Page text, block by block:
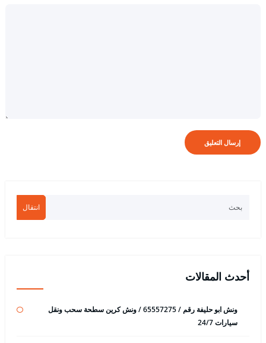
انتقال
أحدث المقالات
ونش ابو حليفة رقم / 65557275 / ونش كرين سطحة سحب ونقل
سيارات 24/7